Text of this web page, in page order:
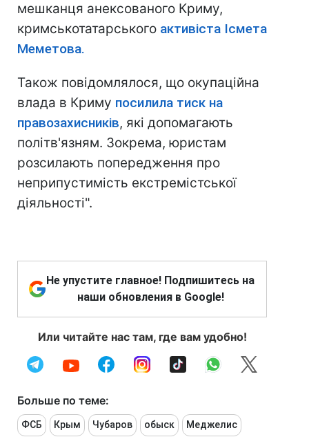
мешканця анексованого Криму,
кримськотатарського активіста Ісмета
Меметова.
Також повідомлялося, що окупаційна
влада в Криму посилила тиск на
правозахисників, які допомагають
політв'язням. Зокрема, юристам
розсилають попередження про
неприпустимість екстремістської
діяльності".
Не упустите главное! Подпишитесь на
наши обновления в Google!
Или читайте нас там, где вам удобно!
Больше по теме:
ФСБ Крым Чубаров обыск Меджелис